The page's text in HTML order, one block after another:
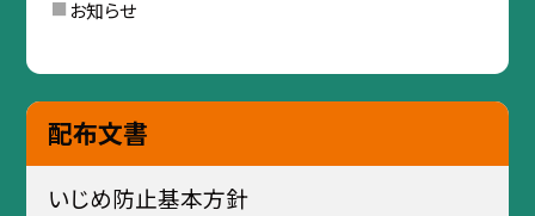
お知らせ
配布文書
いじめ防止基本方針